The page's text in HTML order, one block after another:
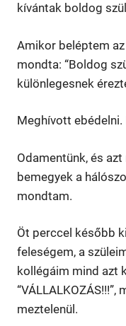
kívántak boldog
Amikor beléptem
mondta: “Boldog
különlegesnek
Meghívott
Odamentünk, és
bemegyek a
mondtam.
Öt perccel később
feleségem, a
kollégáim mind azt
meztelenül.